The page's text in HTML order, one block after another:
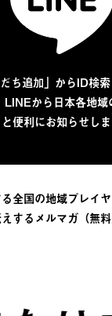
ち追加」からID検
LINEから日本各地
便利にお知らせしま
全国の地域プレイ
するメルマガ（無